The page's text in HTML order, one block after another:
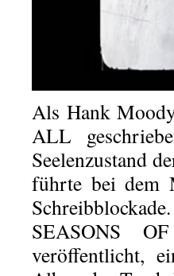
Als Hank
ALL
Seelenzustand
führte bei dem
SEASONS
veröffentlicht,